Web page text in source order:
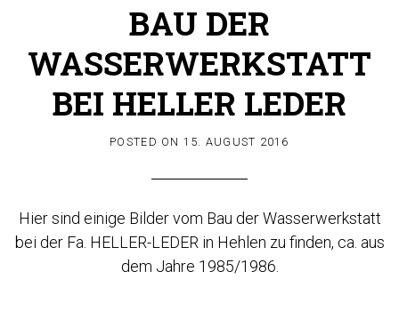
BAU DER
WASSERWERKSTATT
BEI HELLER LEDER
POSTED ON 15. AUGUST 2016
Hier sind einige Bilder vom Bau der Wasserwerkstatt
bei der Fa. HELLER-LEDER in Hehlen zu finden, ca. aus
dem Jahre 1985/1986.